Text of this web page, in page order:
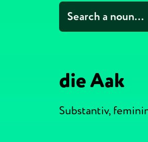
die Aak
Substantiv,